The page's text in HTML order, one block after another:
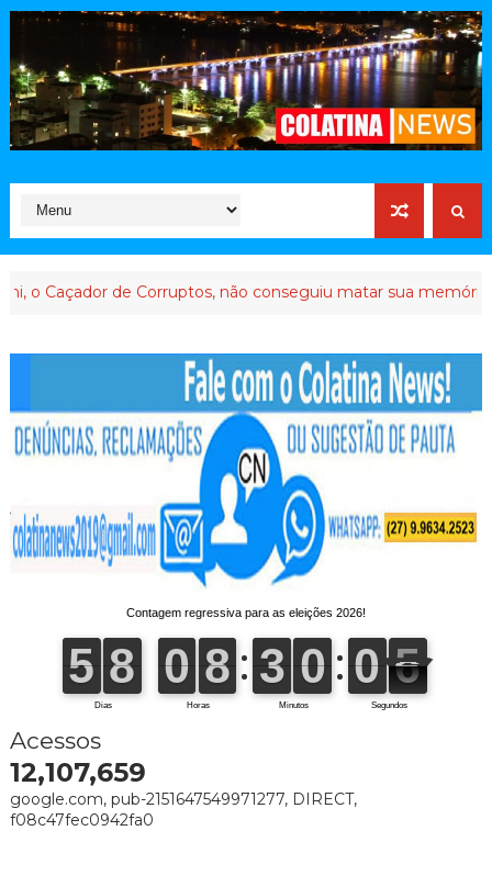
de Corruptos, não conseguiu matar sua memória
Acessos
12,107,659
google.com, pub-2151647549971277, DIRECT,
f08c47fec0942fa0